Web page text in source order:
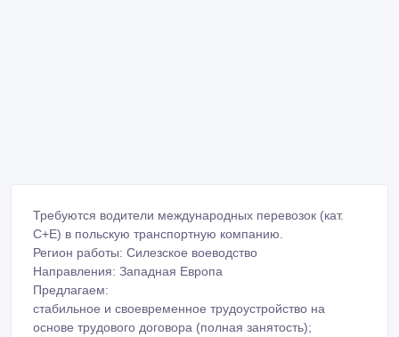
Требуются водители международных перевозок (кат.
C+E) в польскую транспортную компанию.
Регион работы: Силезское воеводство
Направления: Западная Европа
Предлагаем:
стабильное и своевременное трудоустройство на
основе трудового договора (полная занятость);